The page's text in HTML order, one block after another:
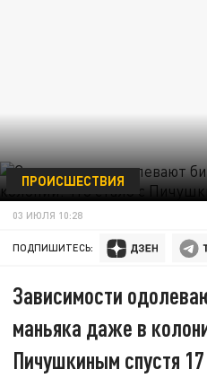
ПРОИСШЕСТВИЯ
03 ИЮЛЯ 10:28
ПОДПИШИТЕСЬ:
Зависимости
маньяка даже в
Пичушкиным спустя